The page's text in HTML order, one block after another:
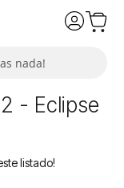
- Eclipse
listado!